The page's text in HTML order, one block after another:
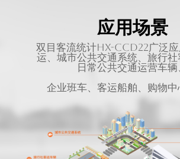
应用场景
双目客流统计HX-CCD22广泛
运、城市公共交通系统、旅行社
日常公共交通运营车辆
企业班车、客运船舶、购物